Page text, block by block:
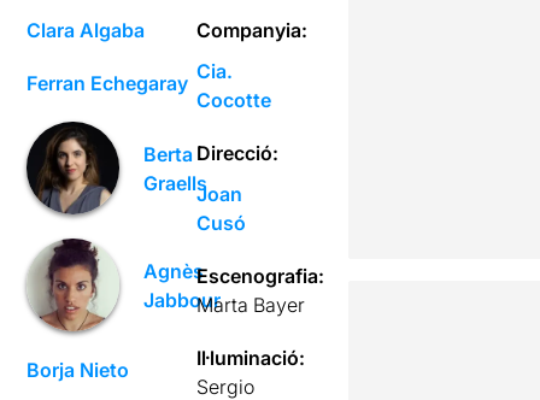
Clara Algaba
Ferran Echegaray
Berta
Graells
Agnès
Jabbour
Borja Nieto
Companyia:
Cia.
Cocotte
Direcció:
Joan
Cusó
Escenografia:
Marta Bayer
Il·luminació:
Sergio